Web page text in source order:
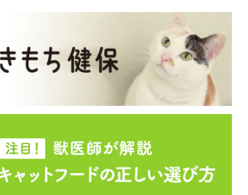
ちアプリ
に猫が攻撃してくるのは、「もうやめて！」
に、猫は必ずしっぽや耳をしきりに動かし
しています。良く愛猫を注視し、そんな合図
にやめましょう。